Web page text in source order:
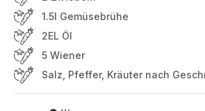
1.5l Gemüsebrühe
2EL Öl
5 Wiener
Salz, Pfeffer, Kräuter nach